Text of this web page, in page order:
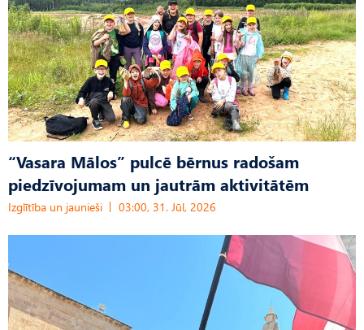
“Vasara Mālos” pulcē bērnus radošam
piedzīvojumam un jautrām aktivitātēm
Izglītība un jaunieši 03:00, 31. Jūl, 2026